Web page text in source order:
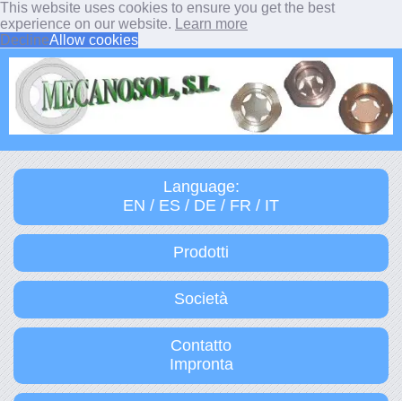
This website uses cookies to ensure you get the best
experience on our website. Learn more
DeclineAllow cookies
Language:
EN / ES / DE / FR / IT
Prodotti
Società
Contatto
Impronta